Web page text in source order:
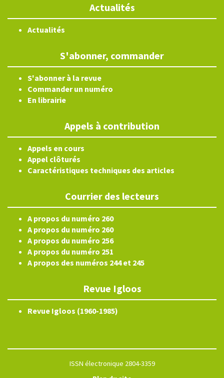
Actualités
Actualités
S'abonner, commander
S'abonner à la revue
Commander un numéro
En librairie
Appels à contribution
Appels en cours
Appel clôturés
Caractéristiques techniques des articles
Courrier des lecteurs
A propos du numéro 260
A propos du numéro 260
A propos du numéro 256
A propos du numéro 251
A propos des numéros 244 et 245
Revue Igloos
Revue Igloos (1960-1985)
ISSN électronique 2804-3359